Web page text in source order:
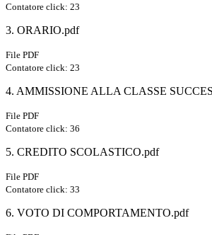
Contatore click: 23
3. ORARIO.pdf
File PDF
Contatore click: 23
4. AMMISSIONE ALLA CLASSE
File PDF
Contatore click: 36
5. CREDITO SCOLASTICO.pdf
File PDF
Contatore click: 33
6. VOTO DI COMPORTAMENTO.pdf